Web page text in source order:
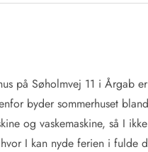
på Søholmvej 11 i
byder sommerhuset
og vaskemaskine, så I
I kan nyde ferien i fulde